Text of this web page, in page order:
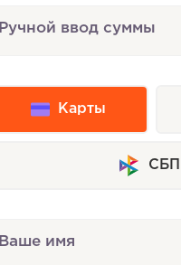
Ручной ввод суммы
Карты
СБП
Ваше имя